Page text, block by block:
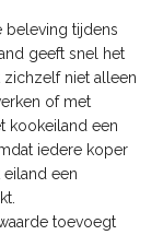
beleving tijdens
geeft snel het
zichzelf niet alleen
of met
kookeiland een
iedere koper
een
toevoegt